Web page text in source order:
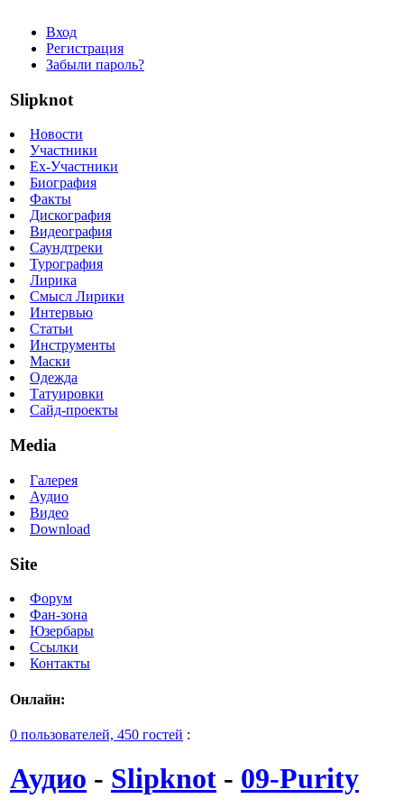
Вход
Регистрация
Забыли пароль?
Slipknot
Новости
Участники
Ex-Участники
Биография
Факты
Дискография
Видеография
Саундтреки
Турография
Лирика
Смысл Лирики
Интервью
Статьи
Инструменты
Маски
Одежда
Татуировки
Сайд-проекты
Media
Галерея
Аудио
Видео
Download
Site
Форум
Фан-зона
Юзербары
Ссылки
Контакты
Онлайн:
0 пользователей, 450 гостей :
Аудио - Slipknot - 09-Purity